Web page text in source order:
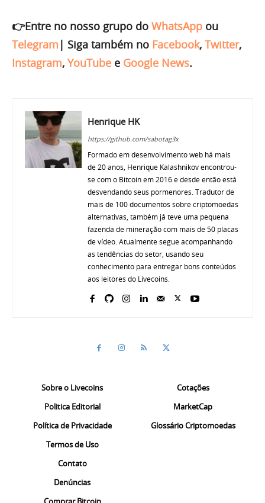
👉Entre no nosso grupo do WhatsApp ou
Telegram | Siga também no Facebook, Twitter,
Instagram, YouTube e Google News.
Henrique HK
https://github.com/sabotag3x
Formado em desenvolvimento web há mais
de 20 anos, Henrique Kalashnikov encontrou-
se com o Bitcoin em 2016 e desde então está
desvendando seus pormenores. Tradutor de
mais de 100 documentos sobre criptomoedas
alternativas, também já teve uma pequena
fazenda de mineração com mais de 50 placas
de vídeo. Atualmente segue acompanhando
as tendências do setor, usando seu
conhecimento para entregar bons conteúdos
aos leitores do Livecoins.
Sobre o Livecoins
Politica Editorial
Política de Privacidade
Termos de Uso
Contato
Denúncias
Cotações
MarketCap
Glossário Criptomoedas